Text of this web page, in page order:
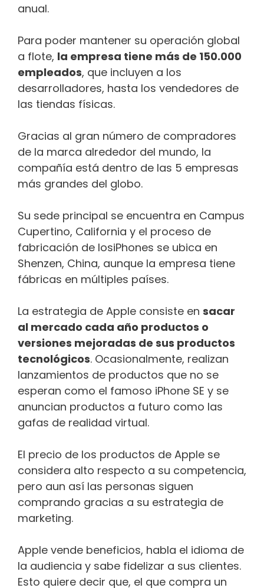
anual.
Para poder mantener su operación global
a flote, la empresa tiene más de 150.000
empleados, que incluyen a los
desarrolladores, hasta los vendedores de
las tiendas físicas.
Gracias al gran número de compradores
de la marca alrededor del mundo, la
compañía está dentro de las 5 empresas
más grandes del globo.
Su sede principal se encuentra en Campus
Cupertino, California y el proceso de
fabricación de losiPhones se ubica en
Shenzen, China, aunque la empresa tiene
fábricas en múltiples países.
La estrategia de Apple consiste en sacar
al mercado cada año productos o
versiones mejoradas de sus productos
tecnológicos. Ocasionalmente, realizan
lanzamientos de productos que no se
esperan como el famoso iPhone SE y se
anuncian productos a futuro como las
gafas de realidad virtual.
El precio de los productos de Apple se
considera alto respecto a su competencia,
pero aun así las personas siguen
comprando gracias a su estrategia de
marketing.
Apple vende beneficios, habla el idioma de
la audiencia y sabe fidelizar a sus clientes.
Esto quiere decir que, el que compra un